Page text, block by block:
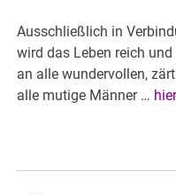
Ausschließlich in
wird das Leben reich
an alle wundervollen,
alle mutige Männer …